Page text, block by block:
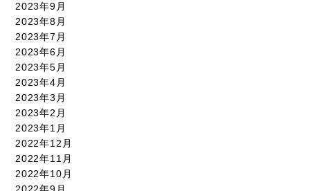
2023年9月
2023年8月
2023年7月
2023年6月
2023年5月
2023年4月
2023年3月
2023年2月
2023年1月
2022年12月
2022年11月
2022年10月